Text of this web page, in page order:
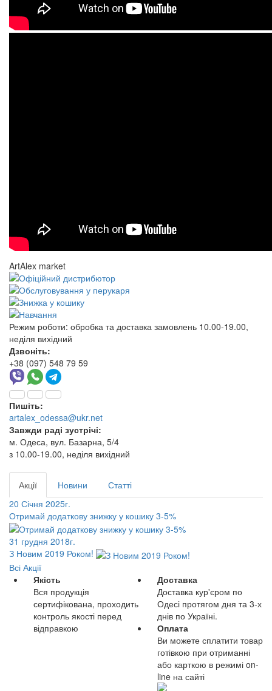
ArtAlex market
Режим роботи: обробка та доставка замовлень 10.00-19.00,
неділя вихідний
Дзвоніть:
+38 (097) 548 79 59
Пишіть:
artalex_odessa@ukr.net
Завжди раді зустрічі:
м. Одеса, вул. Базарна, 5/4
з 10.00-19.00, неділя вихідний
Акції Новини
Статті
20 Січня 2025г.
Отримай додаткову знижку у кошику 3-5%
31 грудня 2018г.
З Новим 2019 Роком!
Всі Акції
Якість
Вся продукція
сертифікована, проходить
контроль якості перед
відправкою
Доставка
Доставка кур'єром по
Одесі протягом дня та 3-х
днів по Україні.
Оплата
Ви можете сплатити товар
готівкою при отриманні
або карткою в режимі on-
line на сайті